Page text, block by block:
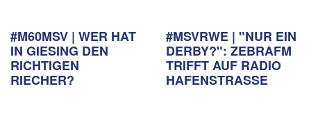
#M60MSV | WER HAT
IN GIESING DEN
RICHTIGEN
RIECHER?
#MSVRWE | "NUR EIN
DERBY?": ZEBRAFM
TRIFFT AUF RADIO
HAFENSTRASSE